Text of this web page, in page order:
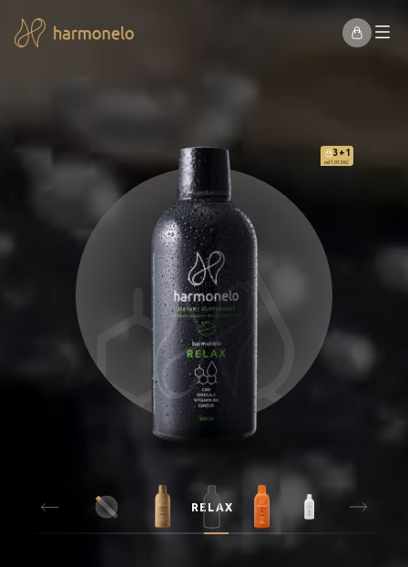
3+1
od 1 013 Kč
RELAX